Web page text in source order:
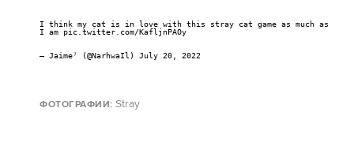
I think my cat is in love with this stray cat game as much as
I am pic.twitter.com/KafljnPAOy
— Jaime⁷ (@NarhwaIl) July 20, 2022
ФОТОГРАФИИ: Stray